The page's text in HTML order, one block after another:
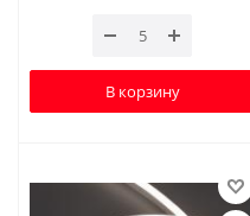
В корзину